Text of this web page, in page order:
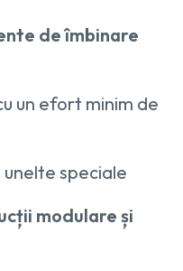
de îmbinare
un efort minim de
speciale
modulare și